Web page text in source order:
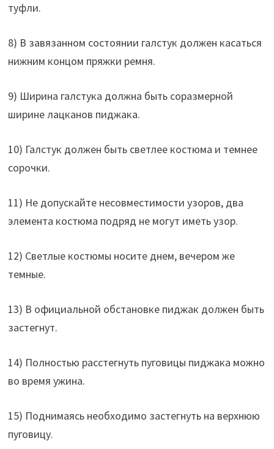
туфли.
8) В завязанном состоянии галстук должен касаться
нижним концом пряжки ремня.
9) Ширина галстука должна быть соразмерной
ширине лацканов пиджака.
10) Галстук должен быть светлее костюма и темнее
сорочки.
11) Не допускайте несовместимости узоров, два
элемента костюма подряд не могут иметь узор.
12) Светлые костюмы носите днем, вечером же
темные.
13) В официальной обстановке пиджак должен быть
застегнут.
14) Полностью расстегнуть пуговицы пиджака можно
во время ужина.
15) Поднимаясь необходимо застегнуть на верхнюю
пуговицу.